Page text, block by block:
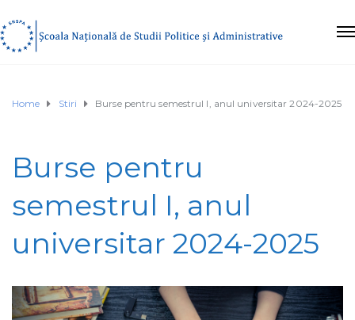
Home Stiri Burse pentru semestrul I, anul universitar 2024-2025
Burse pentru
semestrul I, anul
universitar 2024-2025